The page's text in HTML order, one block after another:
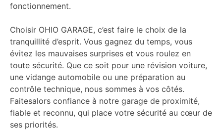
fonctionnement.
Choisir OHIO GARAGE, c’est faire le choix de la
tranquillité d’esprit. Vous gagnez du temps, vous
évitez les mauvaises surprises et vous roulez en
toute sécurité. Que ce soit pour une révision voiture,
une vidange automobile ou une préparation au
contrôle technique, nous sommes à vos côtés.
Faitesalors confiance à notre garage de proximité,
fiable et reconnu, qui place votre sécurité au cœur de
ses priorités.